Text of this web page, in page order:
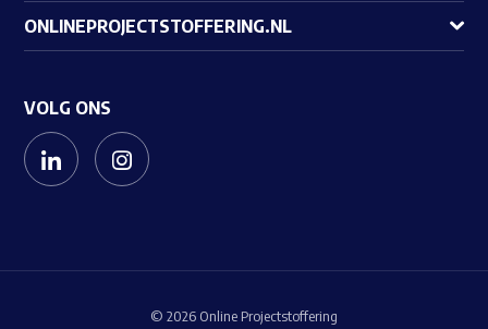
ONLINEPROJECTSTOFFERING.NL
VOLG ONS
© 2026 Online Projectstoffering